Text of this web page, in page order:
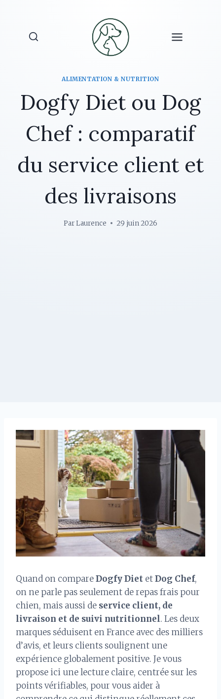
contenu
ALIMENTATION & NUTRITION
Dogfy Diet ou Dog
Chef : comparatif
du service client et
des livraisons
ParLaurence 29 juin 2026
Quand on compareDogfy Diet etDog Chef,
on ne parle pas seulement de repas frais pour
chien, mais aussi de service client, de
livraison et de suivi nutritionnel. Les deux
marques séduisent en France avec des milliers
d’avis, et leurs clients soulignent une
expérience globalement positive. Je vous
propose ici une lecture claire, centrée sur les
points vérifiables, pour vous aider à